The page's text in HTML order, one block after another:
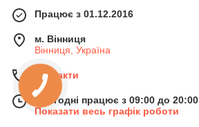
Працює з 01.12.2016
м. Вінниця
Вінниця, Україна
Контакти
Сьогодні працює з 09:00 до 20:00
Показати весь графік роботи